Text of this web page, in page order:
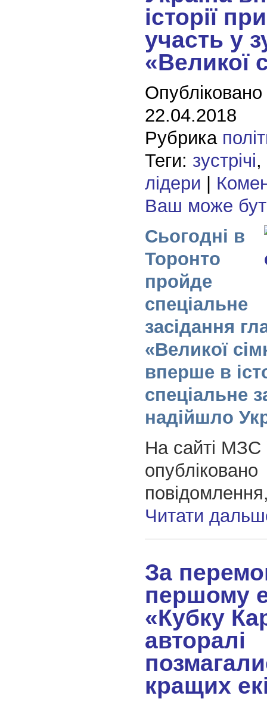
історії
участь у
«Великої
22.04.2018
Рубрика
Теги: зустрічі,
лідери
Ваш може
Сьогодні в
Торонто
пройде
спеціальне
засідання
«Великої
вперше в
спеціальне
надійшло
На сайті МЗС
опубліковано
Читати
За
першому
«Кубку
авторалі
кращих